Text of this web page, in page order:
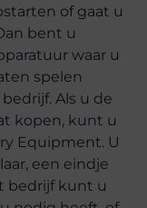
of gaat u
bent u
waar u
spelen
Als u de
kopen, kunt u
Equipment. U
een eindje
bedrijf kunt u